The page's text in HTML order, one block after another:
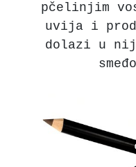
pčelinjim
uvija i
dolazi u